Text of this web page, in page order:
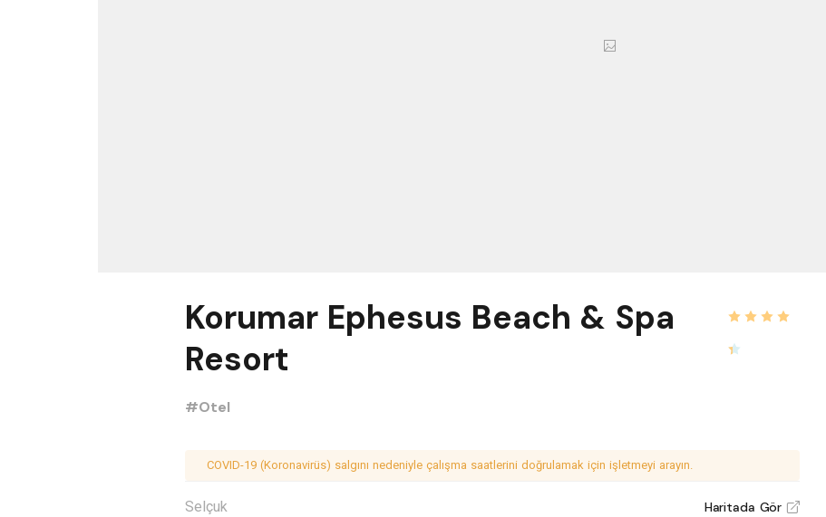
Korumar Ephesus Beach & Spa
Resort
#Otel
COVID-19 (Koronavirüs) salgını nedeniyle çalışma saatlerini doğrulamak için işletmeyi arayın.
Selçuk Haritada Gör V